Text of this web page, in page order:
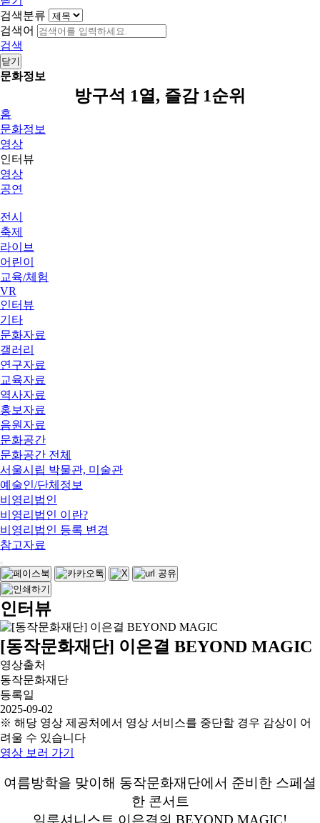
검색분류
검색어
검색
닫기
문화정보
방구석 1열, 즐감 1순위
홈
문화정보
영상
인터뷰
영상
공연
전시
축제
라이브
어린이
교육/체험
VR
인터뷰
기타
문화자료
갤러리
연구자료
교육자료
역사자료
홍보자료
음원자료
문화공간
문화공간 전체
서울시립 박물관, 미술관
예술인/단체정보
비영리법인
비영리법인 이란?
비영리법인 등록 변경
참고자료
인터뷰
[동작문화재단] 이은결 BEYOND MAGIC
영상출처
동작문화재단
등록일
2025-09-02
※ 해당 영상 제공처에서 영상 서비스를 중단할 경우 감상이 어
려울 수 있습니다
영상 보러 가기
여름방학을 맞이해 동작문화재단에서 준비한 스페셜
한 콘서트
일루셔니스트 이은결의 BEYOND MAGIC!